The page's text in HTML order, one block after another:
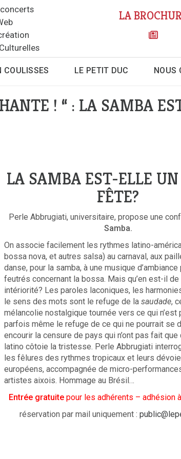
LA
COULISSES LE PETIT DUC NOUS
! “ : LA SAMBA
LA SAMBA EST-ELLE
FÊTE?
Perle Abbrugiati, universitaire, propose une
Samba.
On associe facilement les rythmes latino-
bossa nova, et autres salsa) au carnaval, aux
danse, pour la samba, à une musique
feutrés concernant la bossa. Mais qu’en est-il de
intériorité? Les paroles laconiques, les
le sens des mots sont le refuge de la saudade,
mélancolie nostalgique tournée vers ce qui n’est
parfois même le refuge de ce qui ne pourrait se
encourir la censure de pays qui n’ont pas fait que
latino côtoie la tristesse. Perle Abbrugiati
les fêlures des rythmes tropicaux et leurs
européens, accompagnée de micro-
artistes aixois. Hommage au Brésil…
Entrée gratuitepour les adhérents – adhésion
réservation par mail uniquement :